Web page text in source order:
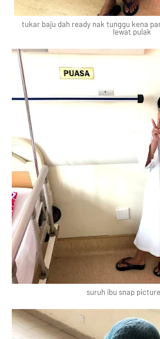
tukar baju dah ready nak tunggu kena
lewat pulak
suruh ibu snap